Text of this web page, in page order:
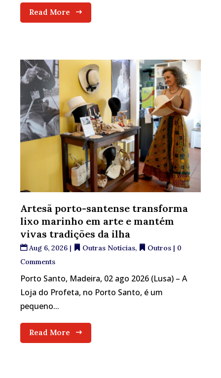
Read More
Artesã porto-santense transforma
lixo marinho em arte e mantém
vivas tradições da ilha
Aug 6, 2026 | Outras Notícias, Outros | 0
Comments
Porto Santo, Madeira, 02 ago 2026 (Lusa) – A
Loja do Profeta, no Porto Santo, é um
pequeno...
Read More